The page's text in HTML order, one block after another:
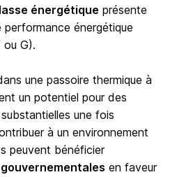
énergétique présente
énergétique
ou G).
une passoire thermique à
un potentiel pour des
substantielles une fois
à un environnement
peuvent bénéficier
en faveur